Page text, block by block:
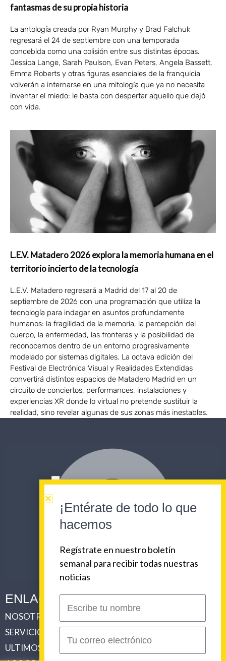
fantasmas de su propia historia
La antología creada por Ryan Murphy y Brad Falchuk
regresará el 24 de septiembre con una temporada
concebida como una colisión entre sus distintas épocas.
Jessica Lange, Sarah Paulson, Evan Peters, Angela Bassett,
Emma Roberts y otras figuras esenciales de la franquicia
volverán a internarse en una mitología que ya no necesita
inventar el miedo: le basta con despertar aquello que dejó
con vida.
L.E.V. Matadero 2026 explora la memoria humana en el
territorio incierto de la tecnología
L.E.V. Matadero regresará a Madrid del 17 al 20 de
septiembre de 2026 con una programación que utiliza la
tecnología para indagar en asuntos profundamente
humanos: la fragilidad de la memoria, la percepción del
cuerpo, la enfermedad, las fronteras y la posibilidad de
reconocernos dentro de un entorno progresivamente
modelado por sistemas digitales. La octava edición del
Festival de Electrónica Visual y Realidades Extendidas
convertirá distintos espacios de Matadero Madrid en un
circuito de conciertos, performances, instalaciones y
experiencias XR donde lo virtual no pretende sustituir la
realidad, sino revelar algunas de sus zonas más inestables.
ENLACES CORPORATIVOS
NOSOTROS
SERVICIOS
ULTIMOS TRABAJOS
¡Entérate de todo lo que
hacemos
Regístrate en nuestro boletín
semanal para recibir todas nuestras
noticias
nombre
electrónico